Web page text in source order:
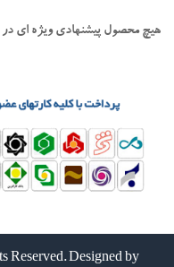
هیچ محصول پیشنهادی ویژه ای
Reserved. Designed by